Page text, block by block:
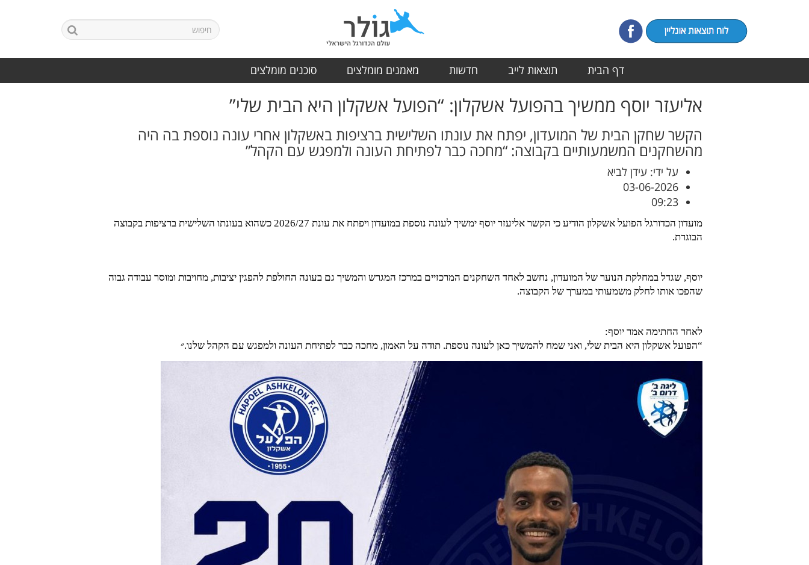
דף הבית תוצאות לייב חדשות מאמנים מומלצים סוכנים מומלצים
אליעזר יוסף ממשיך בהפועל אשקלון: “הפועל אשקלון היא הבית שלי”
הקשר שחקן הבית של המועדון, יפתח את עונתו השלישית ברציפות באשקלון אחרי עונה נוספת בה היה
מהשחקנים המשמעותיים בקבוצה: “מחכה כבר לפתיחת העונה ולמפגש עם הקהל”
על ידי: עידן לביא
03-06-2026
09:23
מועדון הכדורגל הפועל אשקלון הודיע כי הקשר אליעזר יוסף ימשיך לעונה נוספת במועדון ויפתח את עונת 2026/27 כשהוא בעונתו השלישית ברציפות בקבוצה
הבוגרת.
יוסף, שגדל במחלקת הנוער של המועדון, נחשב לאחד השחקנים המרכזיים במרכז המגרש והמשיך גם בעונה החולפת להפגין יציבות, מחויבות ומוסר עבודה גבוה
שהפכו אותו לחלק משמעותי במערך של הקבוצה.
לאחר החתימה אמר יוסף:
“הפועל אשקלון היא הבית שלי, ואני שמח להמשיך כאן לעונה נוספת. תודה על האמון, מחכה כבר לפתיחת העונה ולמפגש עם הקהל שלנו.״